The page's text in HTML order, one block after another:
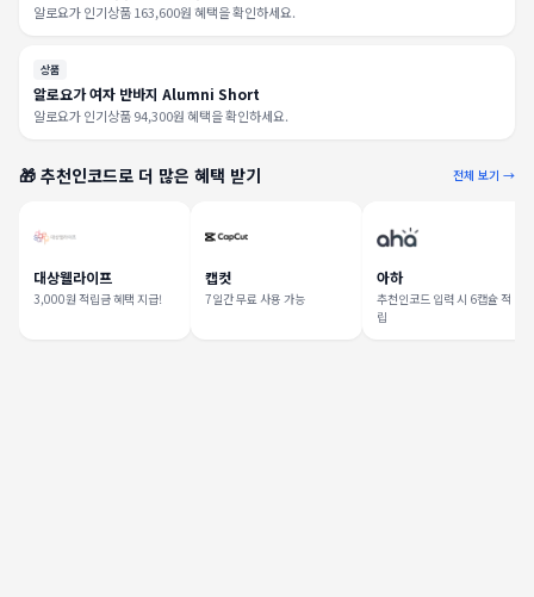
알로요가 인기상품 163,600원 혜택을 확인하세요.
상품
알로요가 여자 반바지 Alumni Short
알로요가 인기상품 94,300원 혜택을 확인하세요.
🎁 추천인코드로 더 많은 혜택 받기 전체 보기 →
대상웰라이프
3,000원 적립금 혜택 지급!
캡컷
7일간 무료 사용 가능
아하
추천인코드 입력 시 6캡슐 적
립